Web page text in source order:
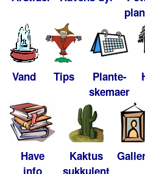
Vand Tips
Plante-
skemaer
Have
info
Kaktus
sukkulent